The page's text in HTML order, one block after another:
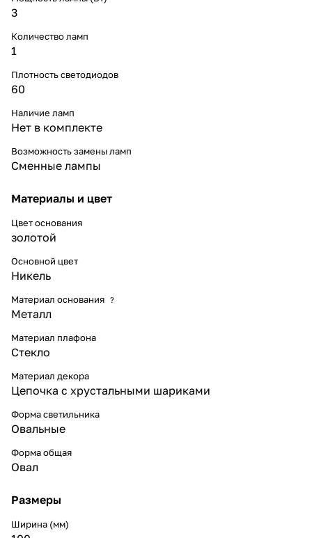
3
Количество ламп
1
Плотность светодиодов
60
Наличие ламп
Нет в комплекте
Возможность замены ламп
Сменные лампы
Материалы и цвет
Цвет основания
золотой
Основной цвет
Никель
Материал основания ?
Металл
Материал плафона
Стекло
Материал декора
Цепочка с хрустальными шариками
Форма светильника
Овальные
Форма общая
Овал
Размеры
Ширина (мм)